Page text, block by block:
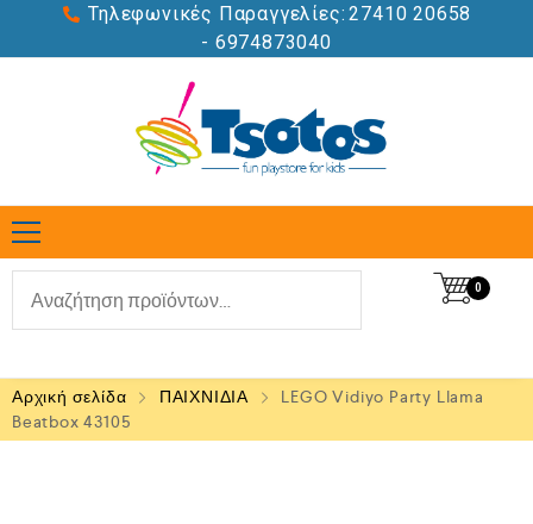
Τηλεφωνικές Παραγγελίες: 27410 20658
- 6974873040
0
Αρχική σελίδα ΠΑΙΧΝΙΔΙΑ
LEGO Vidiyo Party Llama
Beatbox 43105